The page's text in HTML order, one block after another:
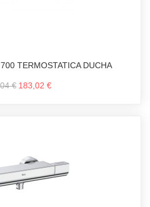
TERMOSTATICA DUCHA
€ 183,02 €